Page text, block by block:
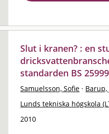
Slut i kranen? : en
standarden BS 25999
Samuelsson, Sofie · Barup,
Lunds tekniska högskola
2010